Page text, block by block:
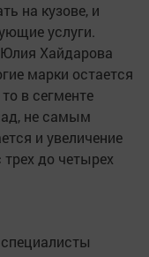
на кузове, и
услуги.
Хайдарова
марки остается
в сегменте
не самым
и увеличение
до четырех